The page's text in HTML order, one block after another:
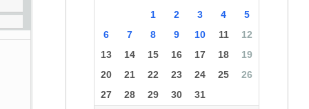
1 2 3 4
5
6
7 8 9 10 11
12
13
14 15 16 17 18
19
20
21 22 23 24 25
26
27
28 29 30 31